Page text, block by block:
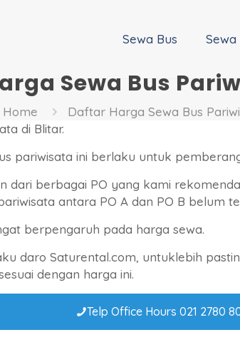
Sewa Bus Sewa
Sewa Bus
Home
Daftar Harga Sewa Bus
di Blitar.
pariwisata ini berlaku untuk
dari berbagai PO yang kami
antara PO A dan PO B belum
berpengaruh pada harga sewa.
daro Saturental.com, untuklebih
dengan harga ini.
Telp Office Hours 021 2780